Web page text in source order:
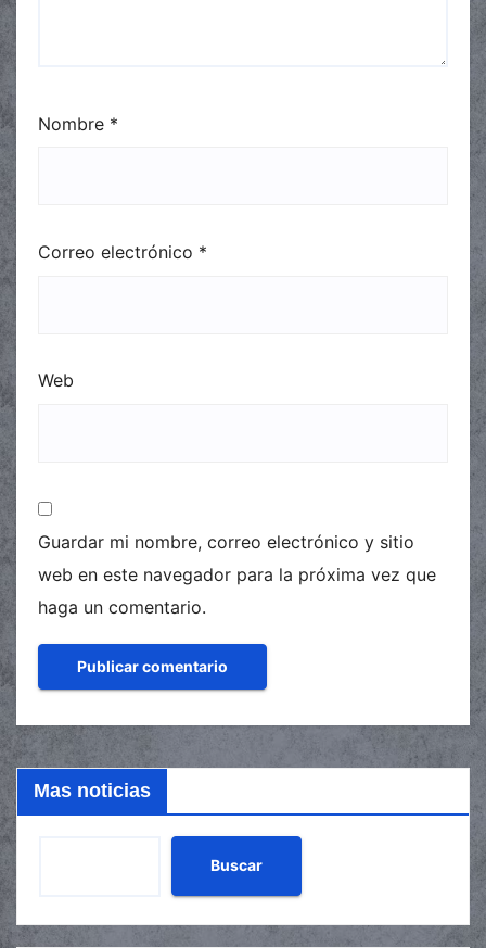
Nombre *
Correo electrónico *
Web
Guardar mi nombre, correo electrónico y sitio
web en este navegador para la próxima vez que
haga un comentario.
Mas noticias
Buscar